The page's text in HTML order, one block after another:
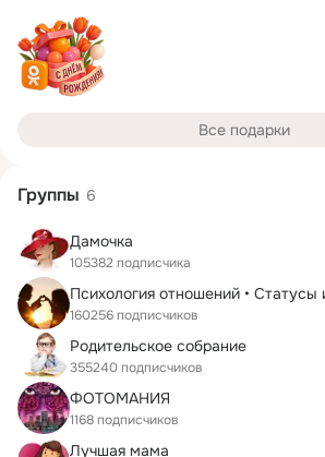
Все подарки
Группы 6
Дамочка
105382 подписчика
Психология отношений • Статусы
160256 подписчиков
Родительское собрание
355240 подписчиков
ФОТОМАНИЯ
1168 подписчиков
Лучшая мама